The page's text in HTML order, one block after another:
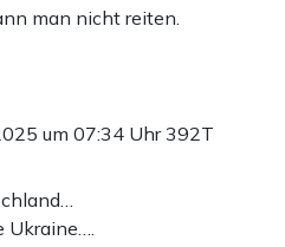
man nicht reiten.
um 07:34 Uhr392T
Ukraine….